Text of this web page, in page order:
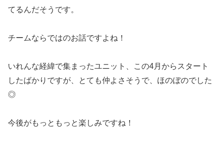
てるんだそうです。
チームならではのお話ですよね！
いれんな経緯で集まったユニット、この4月からスタート
したばかりですが、とても仲よさそうで、ほのぼのでした
◎
今後がもっともっと楽しみですね！